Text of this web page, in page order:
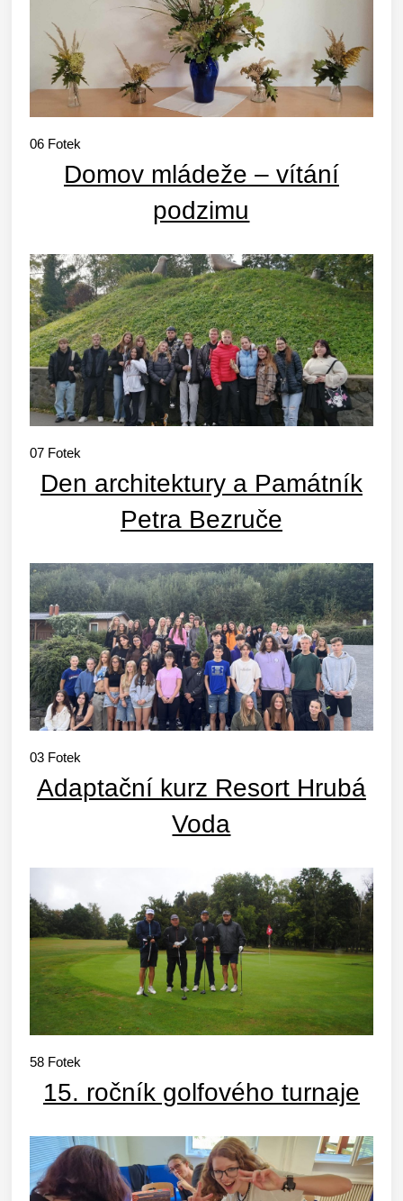
06 Fotek
Domov mládeže – vítání
podzimu
07 Fotek
Den architektury a Památník
Petra Bezruče
03 Fotek
Adaptační kurz Resort Hrubá
Voda
58 Fotek
15. ročník golfového turnaje